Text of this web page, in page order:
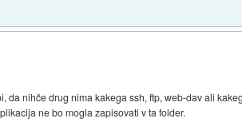
da nihče drug nima kakega ssh, ftp, web-dav ali
ne bo mogla zapisovati v ta folder.